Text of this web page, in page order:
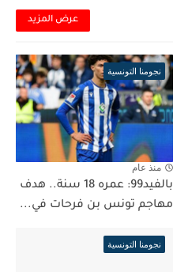
عرض المزيد
نجومنا التونسية
منذ عام
بالفيد99: عمره 18 سنة.. هدف
مهاجم تونس بن فرحات في...
نجومنا التونسية